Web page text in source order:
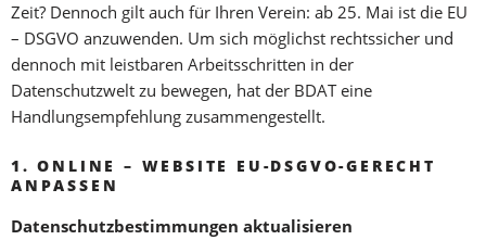
Zeit? Dennoch gilt auch für Ihren Verein: ab 25. Mai ist die EU
– DSGVO anzuwenden. Um sich möglichst rechtssicher und
dennoch mit leistbaren Arbeitsschritten in der
Datenschutzwelt zu bewegen, hat der BDAT eine
Handlungsempfehlung zusammengestellt.
1. ONLINE – WEBSITE EU-DSGVO-GERECHT
ANPASSEN
Datenschutzbestimmungen aktualisieren